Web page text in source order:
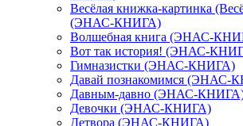
Весёлая книжка-картинка
(ЭНАС-КНИГА)
Волшебная книга (ЭНАС-
Вот так история! (ЭНАС-
Гимназистки (ЭНАС-КНИГА)
Давай познакомимся (ЭНАС-
Давным-давно (ЭНАС-
Девочки (ЭНАС-КНИГА)
Детвора (ЭНАС-КНИГА)